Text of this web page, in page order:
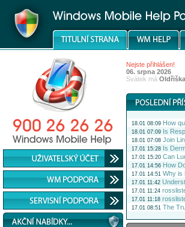
Nejste přihlášen!
06. srpna 2026
Svátek má Oldřiška
18.01 08:09 How
18.01 07:09 Is
18.01 07:08 Join
17.01 15:28 Is
17.01 15:20 Can
17.01 14:56 How
17.01 14:51 Why is
17.01 11:42
17.01 11:24
17.01 11:18
17.01 08:51 The